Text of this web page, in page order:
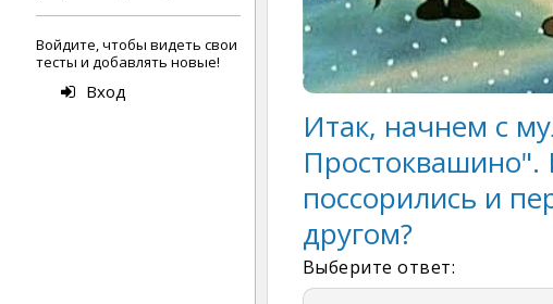
Войдите, чтобы видеть свои
тесты и добавлять новые!
Вход
Итак, начнем с
Простоквашино".
поссорились и
другом?
Выберите ответ: